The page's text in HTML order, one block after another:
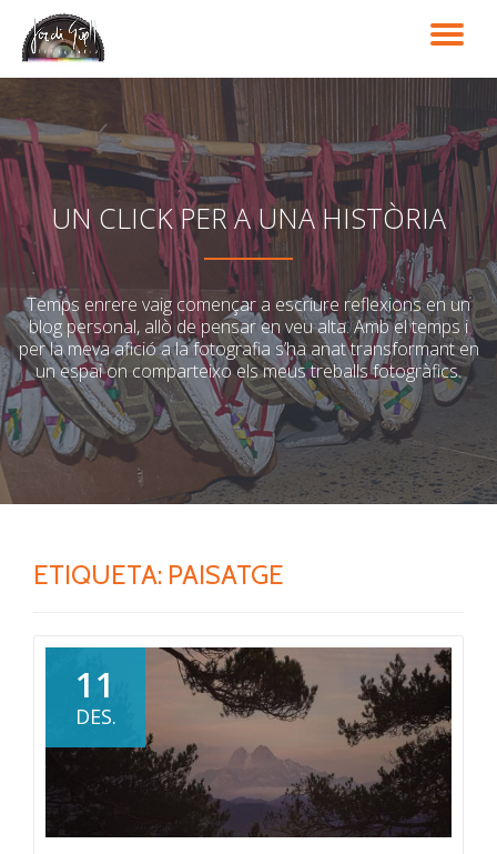
Skip
to
UN CLICK PER A UNA HISTÒRIA
Temps enrere vaig començar a escriure reflexions en un
blog personal, allò de pensar en veu alta. Amb el temps i
per la meva afició a la fotografia s’ha anat transformant en
un espai on comparteixo els meus treballs fotogràfics.
ETIQUETA: PAISATGE
11
DES.